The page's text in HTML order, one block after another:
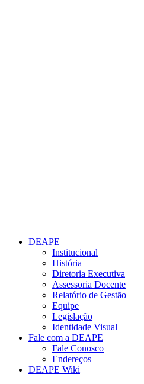
DEAPE
Institucional
História
Diretoria Executiva
Assessoria Docente
Relatório de Gestão
Equipe
Legislação
Identidade Visual
Fale com a DEAPE
Fale Conosco
Endereços
DEAPE Wiki